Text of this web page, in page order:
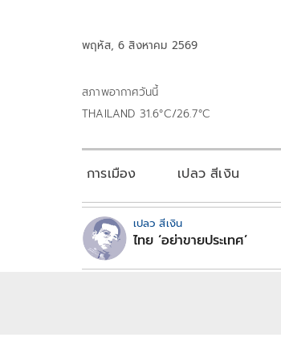
พฤหัส, 6 สิงหาคม 2569
สภาพอากาศวันนี้
THAILAND 31.6°C/26.7°C
การเมือง เปลว สีเงิน
เปลว สีเงิน
ไทย ‘อย่าขายประเทศ’